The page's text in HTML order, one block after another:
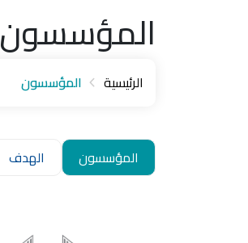
المؤسسون
الرئيسية المؤسسون
المؤسسون الهدف